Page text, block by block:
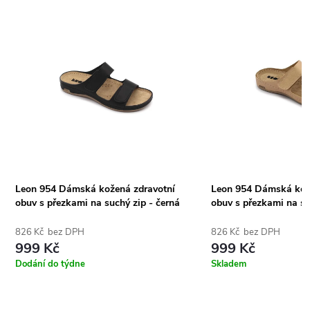
Leon 954 Dámská kožená zdravotní
obuv s přezkami na suchý zip - černá
826 Kč bez DPH
999 Kč
Dodání do týdne
Leon 954 Dámská
obuv s přezkami na
826 Kč bez DPH
999 Kč
Skladem